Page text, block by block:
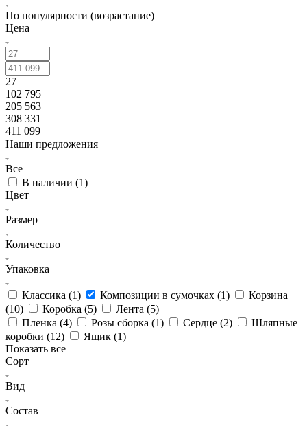
По популярности (возрастание)
Цена
27
102 795
205 563
308 331
411 099
Наши предложения
Все
В наличии (1)
Цвет
Размер
Количество
Упаковка
Классика (1) Композиции в сумочках (1)
Корзина
(10) Коробка (5) Лента (5)
Пленка (4) Розы сборка (1) Сердце (2)
Шляпные
коробки (12) Ящик (1)
Показать все
Сорт
Вид
Состав